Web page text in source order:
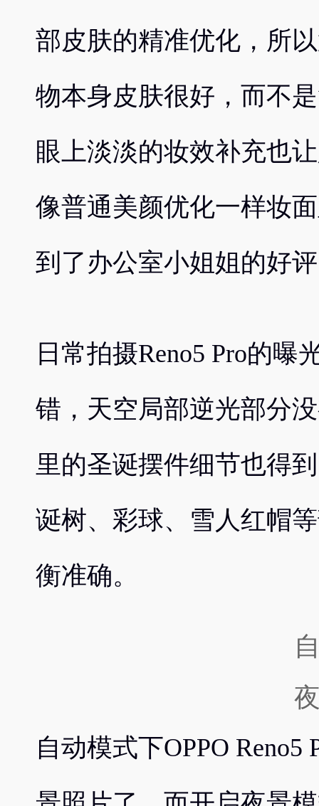
部皮肤的精准优化，所
物本身皮肤很好，而不
眼上淡淡的妆效补充也
像普通美颜优化一样妆
到了办公室小姐姐的好
日常拍摄Reno5 Pro的曝
错，天空局部逆光部分
里的圣诞摆件细节也得
诞树、彩球、雪人红帽
衡准确。
自动模式下OPPO